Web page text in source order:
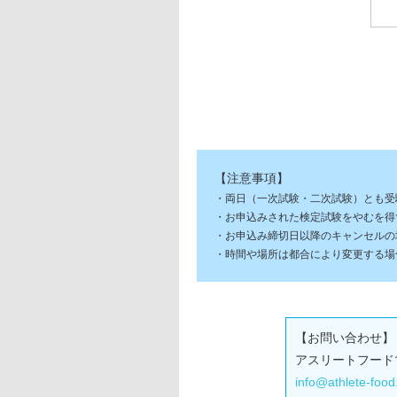
【注意事項】
・両日（一次試験・二次試験）とも
・お申込みされた検定試験をやむを
・お申込み締切日以降のキャンセル
・時間や場所は都合により変更する
【お問い合わせ】
アスリートフー
info@athlete-